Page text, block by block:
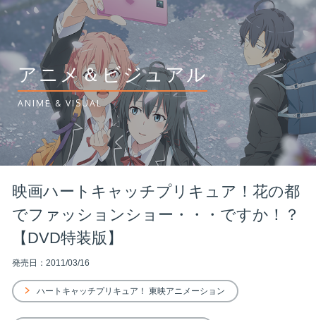
アニメ＆ビジュアル
ANIME & VISUAL
映画ハートキャッチプリキュア！花の都
でファッションショー・・・ですか！？
【DVD特装版】
発売日：2011/03/16
ハートキャッチプリキュア！ 東映アニメーション